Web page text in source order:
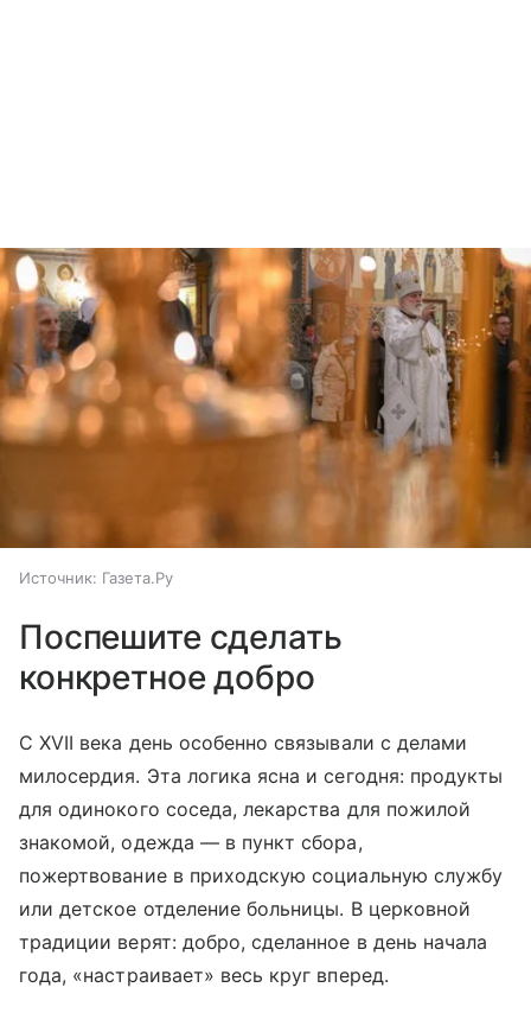
Источник: Газета.Ру
Поспешите сделать
конкретное добро
С XVII века день особенно связывали с делами
милосердия. Эта логика ясна и сегодня: продукты
для одинокого соседа, лекарства для пожилой
знакомой, одежда — в пункт сбора,
пожертвование в приходскую социальную службу
или детское отделение больницы. В церковной
традиции верят: добро, сделанное в день начала
года, «настраивает» весь круг вперед.